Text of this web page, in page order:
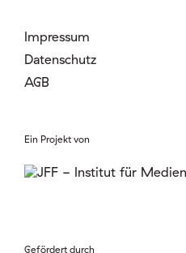
Impressum
Datenschutz
AGB
Ein Projekt von
Gefördert durch